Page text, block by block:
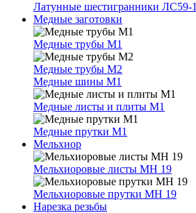
Латунные шестигранники ЛС59-1
Медные заготовки
Медные трубы М1
Медные трубы М2
Медные шины М1
Медные листы и плиты М1
Медные прутки М1
Мельхиор
Мельхиоровые листы МН 19
Мельхиоровые прутки МН 19
Нарезка резьбы